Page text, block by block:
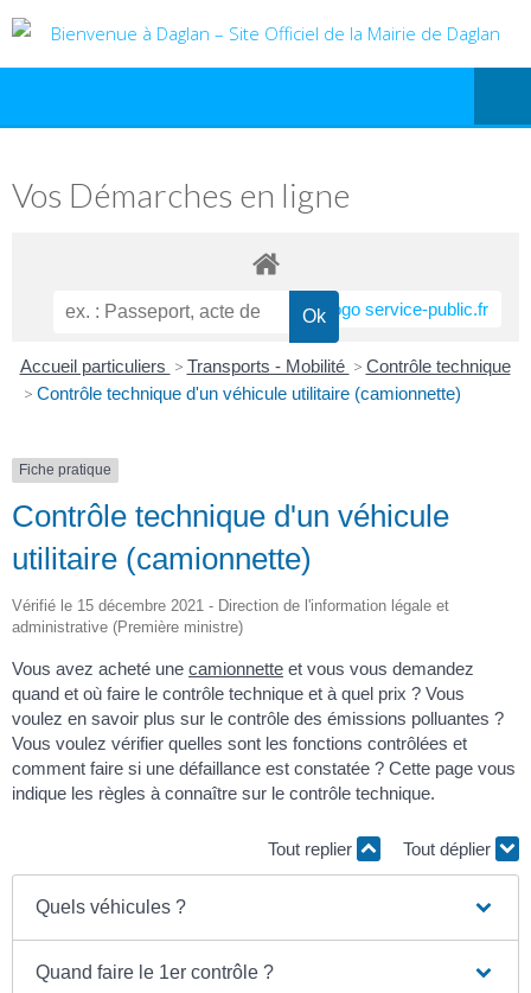
Vos Démarches en ligne
Accueil particuliers > Transports - Mobilité > Contrôle technique
> Contrôle technique d'un véhicule utilitaire (camionnette)
Fiche pratique
Contrôle technique d'un véhicule
utilitaire (camionnette)
Vérifié le 15 décembre 2021 - Direction de l'information légale et
administrative (Première ministre)
Vous avez acheté une camionnette et vous vous demandez
quand et où faire le contrôle technique et à quel prix ? Vous
voulez en savoir plus sur le contrôle des émissions polluantes ?
Vous voulez vérifier quelles sont les fonctions contrôlées et
comment faire si une défaillance est constatée ? Cette page vous
indique les règles à connaître sur le contrôle technique.
Tout replier Tout déplier
Quels véhicules ?
Quand faire le 1er contrôle ?